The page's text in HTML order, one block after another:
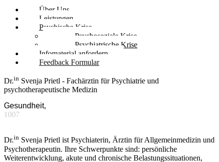
Über Uns
Leistungen
Psychische Krise
Psychosoziale Krise
Psychiatrische Krise
Infomaterial anfordern
Feedback Formular
Dr.in Svenja Prietl - Fachärztin für Psychiatrie und
psychotherapeutische Medizin
Gesundheit,
1007
Dr.in Svenja Prietl ist Psychiaterin, Ärztin für Allgemeinmedizin und
Psychotherapeutin. Ihre Schwerpunkte sind: persönliche
Weiterentwicklung, akute und chronische Belastungssituationen,